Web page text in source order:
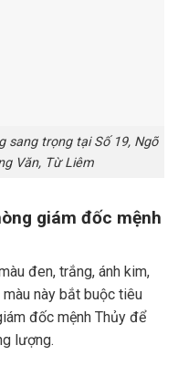
sang trọng tại Số 19, Ngõ
Văn, Từ Liêm
giám đốc mệnh
đen, trắng, ánh kim,
này bắt buộc tiêu
đốc mệnh Thủy để
lượng.